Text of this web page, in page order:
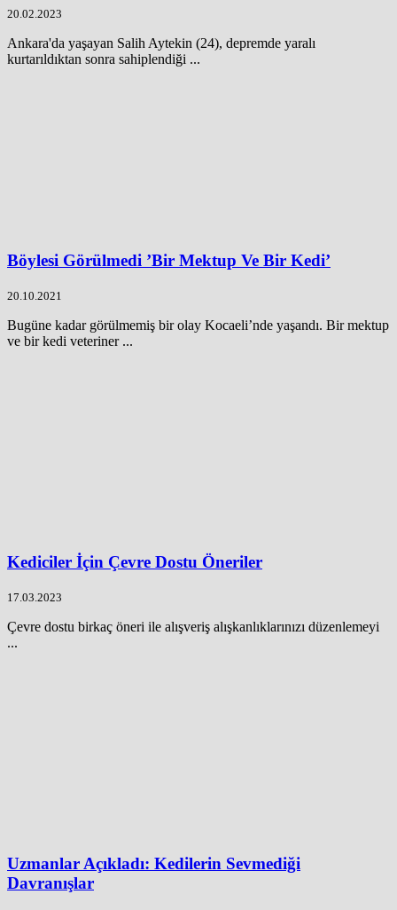
20.02.2023
Ankara'da yaşayan Salih Aytekin (24), depremde yaralı
kurtarıldıktan sonra sahiplendiği ...
Böylesi Görülmedi ’Bir Mektup Ve Bir Kedi’
20.10.2021
Bugüne kadar görülmemiş bir olay Kocaeli’nde yaşandı. Bir mektup
ve bir kedi veteriner ...
Kediciler İçin Çevre Dostu Öneriler
17.03.2023
Çevre dostu birkaç öneri ile alışveriş alışkanlıklarınızı düzenlemeyi
...
Uzmanlar Açıkladı: Kedilerin Sevmediği
Davranışlar